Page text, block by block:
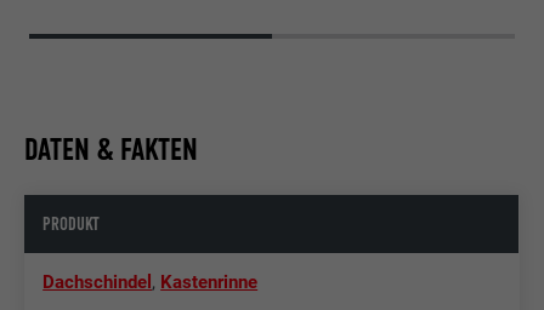
DATEN & FAKTEN
PRODUKT
Dachschindel , Kastenrinne